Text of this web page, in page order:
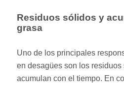
Residuos sólidos y
grasa
Uno de los principales
en desagües son los
acumulan con el tiempo. En